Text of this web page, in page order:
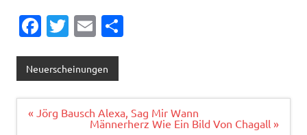
Fa
e
b
o
T
it
te
r
E
ai
l
n
Neuerscheinungen
Beitragsnavigation
« Jörg Bausch Alexa, Sag Mir Wann
Männerherz Wie Ein Bild Von Chagall »